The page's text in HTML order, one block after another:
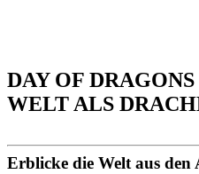
DAY OF
WELT ALS
Erblicke die Welt aus den